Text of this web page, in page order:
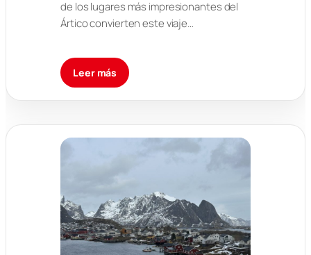
de los lugares más impresionantes del
Ártico convierten este viaje…
Leer más